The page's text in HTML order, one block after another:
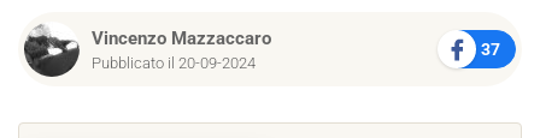
Vincenzo Mazzaccaro
Pubblicato il 20-09-2024
37